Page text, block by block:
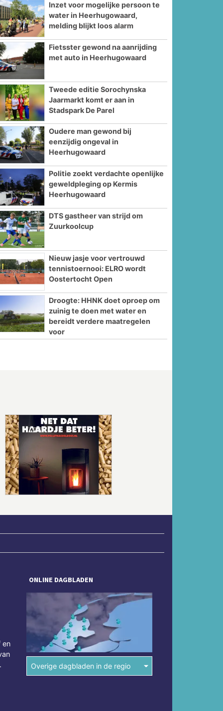
Inzet voor mogelijke persoon te
water in Heerhugowaard,
melding blijkt loos alarm
Fietsster gewond na aanrijding
met auto in Heerhugowaard
Tweede editie Sorochynska
Jaarmarkt komt er aan in
Stadspark De Parel
Oudere man gewond bij
eenzijdig ongeval in
Heerhugowaard
Politie zoekt verdachte openlijke
geweldpleging op Kermis
Heerhugowaard
DTS gastheer van strijd om
Zuurkoolcup
Nieuw jasje voor vertrouwd
tennistoernooi: ELRO wordt
Oostertocht Open
Droogte: HHNK doet oproep om
zuinig te doen met water en
bereidt verdere maatregelen
voor
en
ONLINE DAGBLADEN
Overige dagbladen in de regio